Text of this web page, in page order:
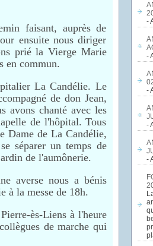
faisant, auprès de
ensuite nous diriger
prié la Vierge Marie
en commun.
La Candélie. Le
de don Jean,
avons chanté avec les
de l'hôpital. Tous
Dame de La Candélie,
séparer un temps de
de l'aumônerie.
averse nous a bénis
à la messe de 18h.
ès-Liens à l'heure
de marche qui
-
-
-
-
-